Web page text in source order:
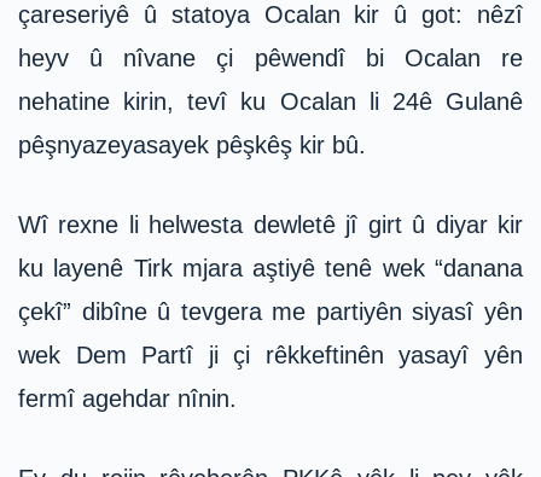
çareseriyê û statoya Ocalan kir û got: nêzî
heyv û nîvane çi pêwendî bi Ocalan re
nehatine kirin, tevî ku Ocalan li 24ê Gulanê
pêşnyazeyasayek pêşkêş kir bû.
Wî rexne li helwesta dewletê jî girt û diyar kir
ku layenê Tirk mjara aştiyê tenê wek “danana
çekî” dibîne û tevgera me partiyên siyasî yên
wek Dem Partî ji çi rêkkeftinên yasayî yên
fermî agehdar nînin.